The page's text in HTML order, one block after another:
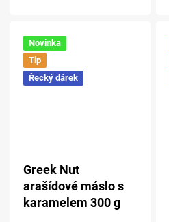
Novinka
Tip
Řecký dárek
Greek Nut
arašídové máslo s
karamelem 300 g